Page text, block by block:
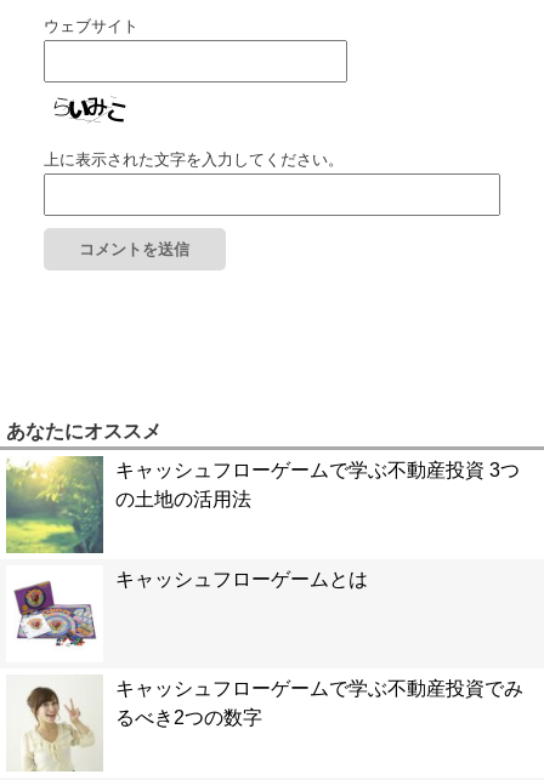
ウェブサイト
上に表示された文字を入力してください。
あなたにオススメ
キャッシュフローゲームで学ぶ不動産投資 3つ
の土地の活用法
キャッシュフローゲームとは
キャッシュフローゲームで学ぶ不動産投資でみ
るべき2つの数字